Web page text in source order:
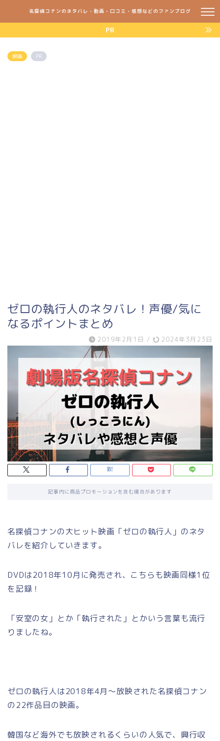
名探偵コナンのネタバレ・動画・口コミ・感想などのファンブログ
PR
映画 PR
ゼロの執行人のネタバレ！声優/気に
なるポイントまとめ
2019年2月1日 / 2024年3月23日
記事内に商品プロモーションを含む場合があります
名探偵コナンの大ヒット映画「ゼロの執行人」のネタ
バレを紹介していきます。
DVDは2018年10月に発売され、こちらも映画同様1位
を記録！
「安室の女」とか「執行された」とかいう言葉も流行
りましたね。
ゼロの執行人は2018年4月～放映された名探偵コナン
の22作品目の映画。
韓国など海外でも放映されるくらいの人気で、興行収